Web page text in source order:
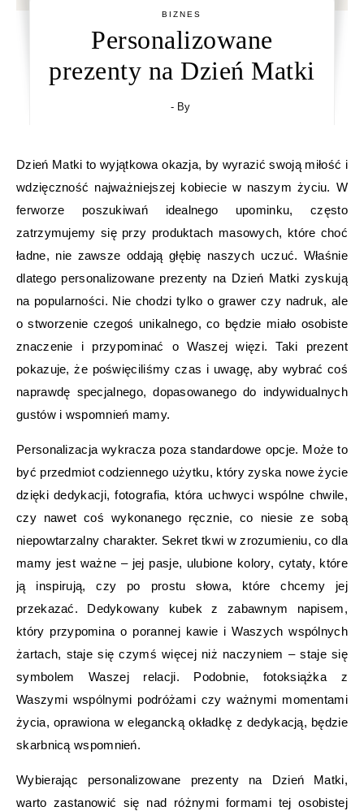
BIZNES
Personalizowane
prezenty na Dzień Matki
- By
Dzień Matki to wyjątkowa okazja, by wyrazić swoją miłość i
wdzięczność najważniejszej kobiecie w naszym życiu. W
ferworze poszukiwań idealnego upominku, często
zatrzymujemy się przy produktach masowych, które choć
ładne, nie zawsze oddają głębię naszych uczuć. Właśnie
dlatego personalizowane prezenty na Dzień Matki zyskują
na popularności. Nie chodzi tylko o grawer czy nadruk, ale
o stworzenie czegoś unikalnego, co będzie miało osobiste
znaczenie i przypominać o Waszej więzi. Taki prezent
pokazuje, że poświęciliśmy czas i uwagę, aby wybrać coś
naprawdę specjalnego, dopasowanego do indywidualnych
gustów i wspomnień mamy.
Personalizacja wykracza poza standardowe opcje. Może to
być przedmiot codziennego użytku, który zyska nowe życie
dzięki dedykacji, fotografia, która uchwyci wspólne chwile,
czy nawet coś wykonanego ręcznie, co niesie ze sobą
niepowtarzalny charakter. Sekret tkwi w zrozumieniu, co dla
mamy jest ważne – jej pasje, ulubione kolory, cytaty, które
ją inspirują, czy po prostu słowa, które chcemy jej
przekazać. Dedykowany kubek z zabawnym napisem,
który przypomina o porannej kawie i Waszych wspólnych
żartach, staje się czymś więcej niż naczyniem – staje się
symbolem Waszej relacji. Podobnie, fotoksiążka z
Waszymi wspólnymi podróżami czy ważnymi momentami
życia, oprawiona w elegancką okładkę z dedykacją, będzie
skarbnicą wspomnień.
Wybierając personalizowane prezenty na Dzień Matki,
warto zastanowić się nad różnymi formami tej osobistej